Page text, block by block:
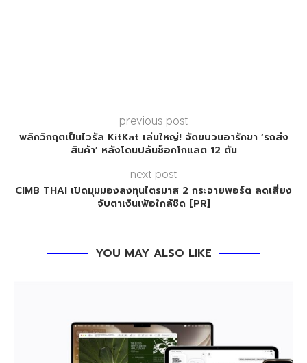
previous post
พลิกวิกฤตเป็นไวรัล KitKat เล่นใหญ่! จัดขบวนอารักขา ‘รถส่ง
สินค้า’ หลังโดนปล้นช็อกโกแลต 12 ตัน
next post
CIMB THAI เปิดมุมมองลงทุนไตรมาส 2 กระจายพอร์ต ลดเสี่ยง
จับตาเงินเฟ้อใกล้ชิด [PR]
YOU MAY ALSO LIKE